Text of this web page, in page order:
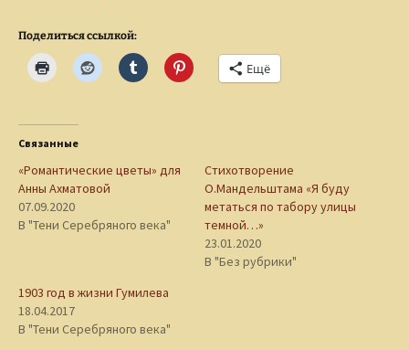
Поделиться ссылкой:
Ещё
Связанные
«Романтические цветы» для
Анны Ахматовой
07.09.2020
В "Тени Серебряного века"
Стихотворение
О.Мандельштама «Я буду
метаться по табору улицы
темной…»
23.01.2020
В "Без рубрики"
1903 год в жизни Гумилева
18.04.2017
В "Тени Серебряного века"